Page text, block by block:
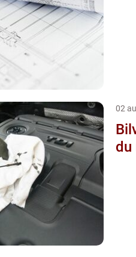
02
du